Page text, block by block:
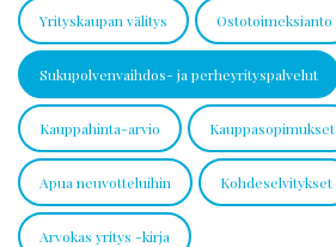
Yrityskaupan välitys Ostotoimeksianto
Sukupolvenvaihdos- ja perheyrityspalvelut
Kauppahinta-arvio Kauppasopimukset
Apua neuvotteluihin Kohdeselvitykset
Arvokas yritys -kirja